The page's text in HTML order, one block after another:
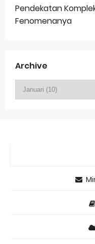
Pendekatan
Fenomenanya
Archive